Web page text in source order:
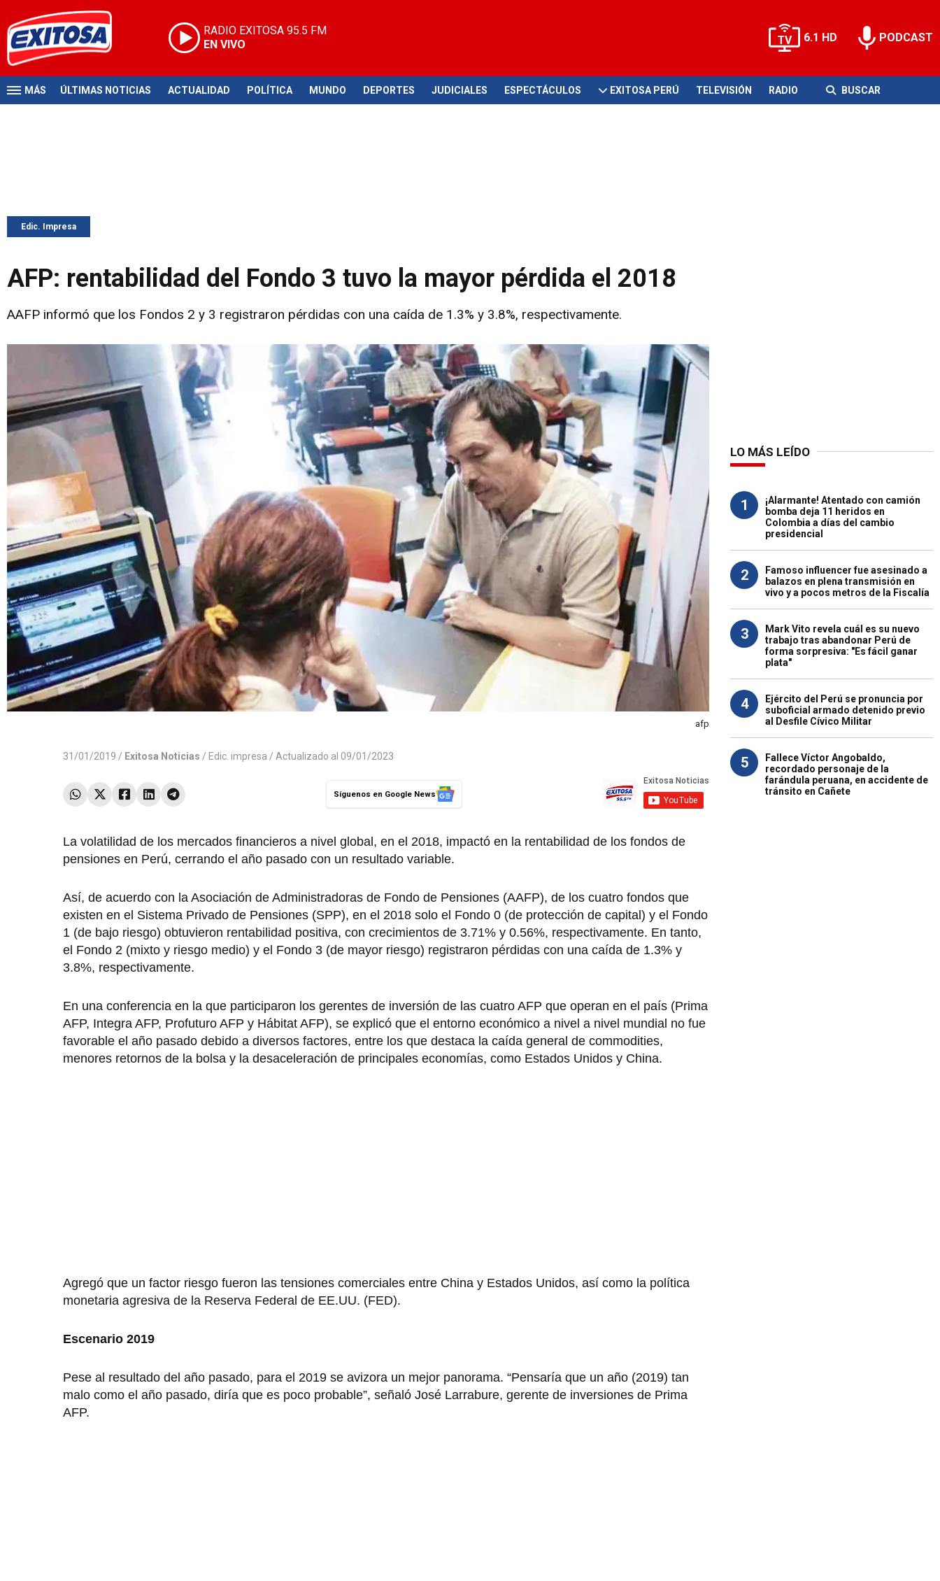
RADIO EXITOSA 95.5 FM
EN VIVO
6.1 HD PODCAST
MÁS ÚLTIMAS NOTICIAS ACTUALIDAD POLÍTICA MUNDO DEPORTES JUDICIALES ESPECTÁCULOS EXITOSA PERÚ TELEVISIÓN RADIO BUSCAR
Edic. Impresa
AFP: rentabilidad del Fondo 3 tuvo la mayor pérdida el 2018
AAFP informó que los Fondos 2 y 3 registraron pérdidas con una caída de 1.3% y 3.8%, respectivamente.
afp
31/01/2019 / Exitosa Noticias / Edic. impresa / Actualizado al 09/01/2023
Síguenos en Google News
La volatilidad de los mercados financieros a nivel global, en el 2018, impactó en la rentabilidad de los fondos de
pensiones en Perú, cerrando el año pasado con un resultado variable.
Así, de acuerdo con la Asociación de Administradoras de Fondo de Pensiones (AAFP), de los cuatro fondos que
existen en el Sistema Privado de Pensiones (SPP), en el 2018 solo el Fondo 0 (de protección de capital) y el Fondo
1 (de bajo riesgo) obtuvieron rentabilidad positiva, con crecimientos de 3.71% y 0.56%, respectivamente. En tanto,
el Fondo 2 (mixto y riesgo medio) y el Fondo 3 (de mayor riesgo) registraron pérdidas con una caída de 1.3% y
3.8%, respectivamente.
En una conferencia en la que participaron los gerentes de inversión de las cuatro AFP que operan en el país (Prima
AFP, Integra AFP, Profuturo AFP y Hábitat AFP), se explicó que el entorno económico a nivel a nivel mundial no fue
favorable el año pasado debido a diversos factores, entre los que destaca la caída general de commodities,
menores retornos de la bolsa y la desaceleración de principales economías, como Estados Unidos y China.
Agregó que un factor riesgo fueron las tensiones comerciales entre China y Estados Unidos, así como la política
monetaria agresiva de la Reserva Federal de EE.UU. (FED).
Escenario 2019
Pese al resultado del año pasado, para el 2019 se avizora un mejor panorama. “Pensaría que un año (2019) tan
malo como el año pasado, diría que es poco probable”, señaló José Larrabure, gerente de inversiones de Prima
AFP.
LO MÁS LEÍDO
1
¡Alarmante! Atentado con camión
bomba deja 11 heridos en
Colombia a días del cambio
presidencial
2
Famoso influencer fue asesinado a
balazos en plena transmisión en
vivo y a pocos metros de la Fiscalía
3
Mark Vito revela cuál es su nuevo
trabajo tras abandonar Perú de
forma sorpresiva: "Es fácil ganar
plata"
4
Ejército del Perú se pronuncia por
suboficial armado detenido previo
al Desfile Cívico Militar
5
Fallece Víctor Angobaldo,
recordado personaje de la
farándula peruana, en accidente de
tránsito en Cañete